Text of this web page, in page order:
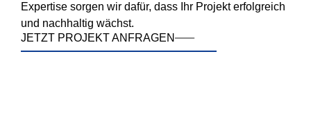
Expertise sorgen wir dafür, dass Ihr Projekt erfolgreich
und nachhaltig wächst.
JETZT PROJEKT ANFRAGEN